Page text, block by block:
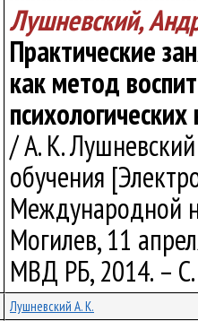
Лушневский,
Практические
как метод
/ А. К.
обучения
Международной
Могилев, 11
МВД РБ, 2014. –
Лушневский А. К.